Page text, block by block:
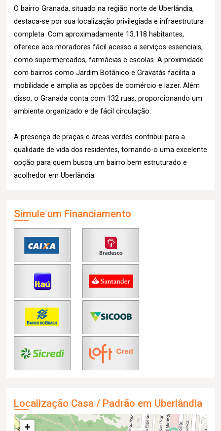
O bairro Granada, situado na região norte de Uberlândia,
destaca-se por sua localização privilegiada e infraestrutura
completa. Com aproximadamente 13.118 habitantes,
oferece aos moradores fácil acesso a serviços essenciais,
como supermercados, farmácias e escolas. A proximidade
com bairros como Jardim Botânico e Gravatás facilita a
mobilidade e amplia as opções de comércio e lazer. Além
disso, o Granada conta com 132 ruas, proporcionando um
ambiente organizado e de fácil circulação.
A presença de praças e áreas verdes contribui para a
qualidade de vida dos residentes, tornando-o uma excelente
opção para quem busca um bairro bem estruturado e
acolhedor em Uberlândia.
Simule um Financiamento
Localização Casa / Padrão em Uberlândia
+